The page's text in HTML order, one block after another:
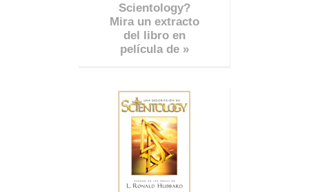
Scientology?
Mira un extracto
del libro en
película de »